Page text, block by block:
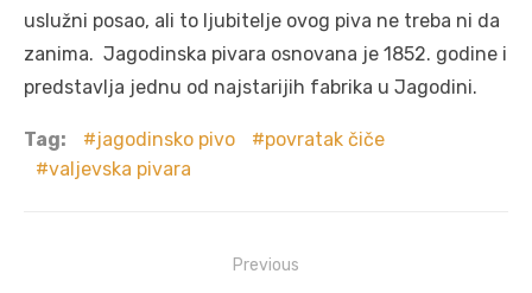
uslužni posao, ali to ljubitelje ovog piva ne treba ni da
zanima. Jagodinska pivara osnovana je 1852. godine i
predstavlja jednu od najstarijih fabrika u Jagodini.
Tag: jagodinsko pivo
povratak čiče
valjevska pivara
Previous